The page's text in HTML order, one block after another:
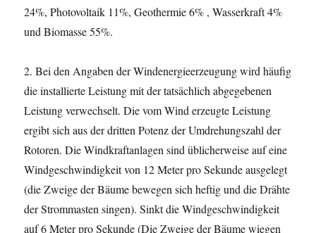
24%, Photovoltaik 11%, Geothermie 6% , Wasserkraft 4%
und Biomasse 55%.
2. Bei den Angaben der Windenergieerzeugung wird häufig
die installierte Leistung mit der tatsächlich abgegebenen
Leistung verwechselt. Die vom Wind erzeugte Leistung
ergibt sich aus der dritten Potenz der Umdrehungszahl der
Rotoren. Die Windkraftanlagen sind üblicherweise auf eine
Windgeschwindigkeit von 12 Meter pro Sekunde ausgelegt
(die Zweige der Bäume bewegen sich heftig und die Drähte
der Strommasten singen). Sinkt die Windgeschwindigkeit
auf 6 Meter pro Sekunde (Die Zweige der Bäume wiegen